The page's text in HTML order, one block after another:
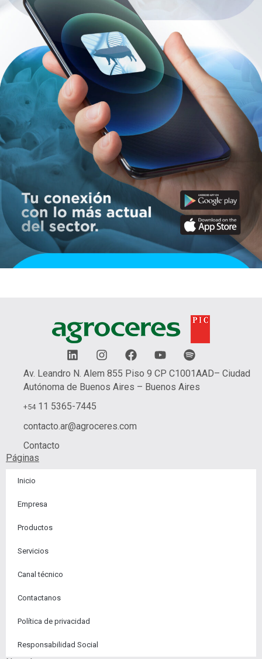
L
i
n
k
d
i
n
I
n
s
t
a
F
a
c
e
k
Y
o
u
t
S
p
o
t
Av. Leandro N. Alem 855 Piso 9 CP C1001AAD– Ciudad
Autónoma de Buenos Aires – Buenos Aires
+5411 5365-7445
contacto.ar@agroceres.com
Contacto
Páginas
Inicio
Empresa
Productos
Servicios
Canal técnico
Contactanos​
Política de privacidad
Responsabilidad Social